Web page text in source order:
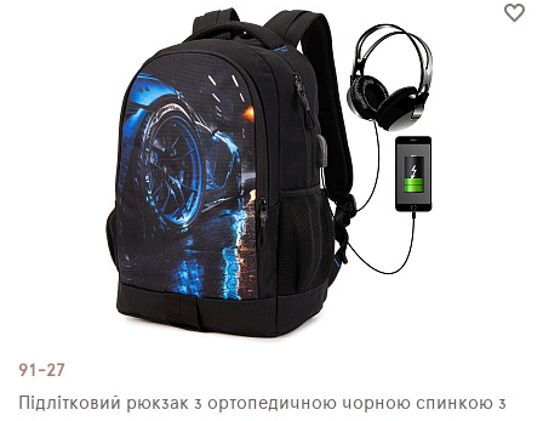
SCHOOL STANDARD
РОЗПРОДАЖ
91-27
Підлітковий рюкзак з ортопедичною чорною спинкою з